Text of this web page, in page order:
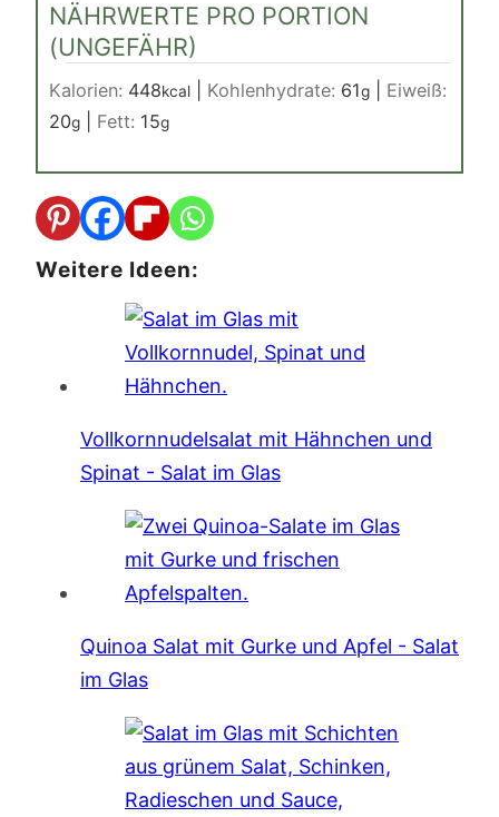
NÄHRWERTE PRO PORTION
(UNGEFÄHR)
Kalorien: 448kcal Kohlenhydrate: 61g
Eiweiß:
20g Fett: 15g
Weitere Ideen:
Vollkornnudelsalat mit Hähnchen und
Spinat - Salat im Glas
Quinoa Salat mit Gurke und Apfel - Salat
im Glas